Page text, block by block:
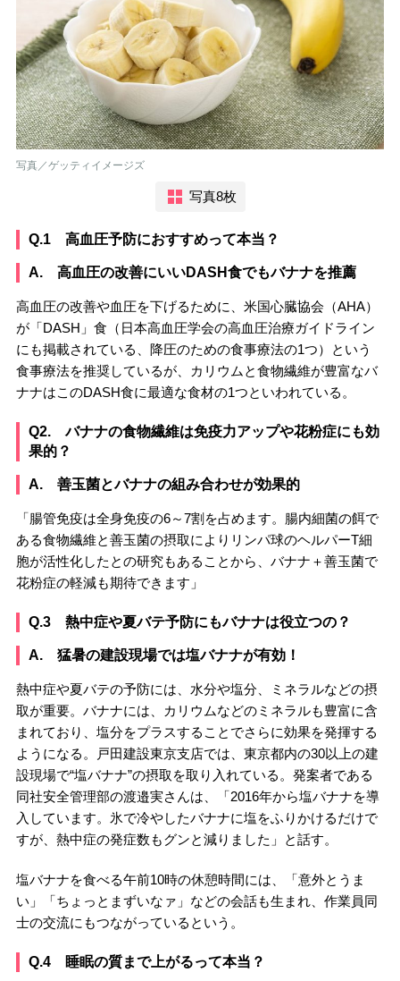
写真／ゲッティイメージズ
写真8枚
Q.1 高血圧予防におすすめって本当？
A. 高血圧の改善にいいDASH食でもバナナを推薦
高血圧の改善や血圧を下げるために、米国心臓協会（AHA）
が「DASH」食（日本高血圧学会の高血圧治療ガイドライン
にも掲載されている、降圧のための食事療法の1つ）という
食事療法を推奨しているが、カリウムと食物繊維が豊富なバ
ナナはこのDASH食に最適な食材の1つといわれている。
Q2. バナナの食物繊維は免疫力アップや花粉症にも効
果的？
A. 善玉菌とバナナの組み合わせが効果的
「腸管免疫は全身免疫の6～7割を占めます。腸内細菌の餌で
ある食物繊維と善玉菌の摂取によりリンパ球のヘルパーT細
胞が活性化したとの研究もあることから、バナナ＋善玉菌で
花粉症の軽減も期待できます」
Q.3 熱中症や夏バテ予防にもバナナは役立つの？
A. 猛暑の建設現場では塩バナナが有効！
熱中症や夏バテの予防には、水分や塩分、ミネラルなどの摂
取が重要。バナナには、カリウムなどのミネラルも豊富に含
まれており、塩分をプラスすることでさらに効果を発揮する
ようになる。戸田建設東京支店では、東京都内の30以上の建
設現場で“塩バナナ”の摂取を取り入れている。発案者である
同社安全管理部の渡邉実さんは、「2016年から塩バナナを導
入しています。氷で冷やしたバナナに塩をふりかけるだけで
すが、熱中症の発症数もグンと減りました」と話す。
塩バナナを食べる午前10時の休憩時間には、「意外とうま
い」「ちょっとまずいなァ」などの会話も生まれ、作業員同
士の交流にもつながっているという。
Q.4 睡眠の質まで上がるって本当？